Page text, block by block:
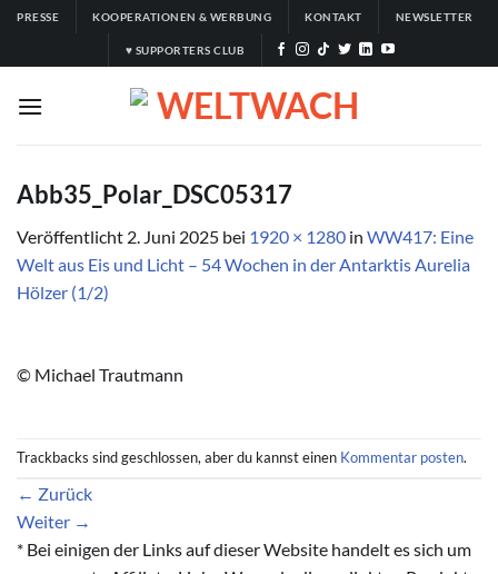
Zum
springen
PRESSE KOOPERATIONEN & WERBUNG KONTAKT NEWSLETTER
♥ SUPPORTERS CLUB
Abb35_Polar_DSC05317
Veröffentlicht 2. Juni 2025 bei 1920 × 1280 in WW417: Eine
Welt aus Eis und Licht – 54 Wochen in der Antarktis Aurelia
Hölzer (1/2)
© Michael Trautmann
Trackbacks sind geschlossen, aber du kannst einen Kommentar posten.
← Zurück
Weiter →
* Bei einigen der Links auf dieser Website handelt es sich um